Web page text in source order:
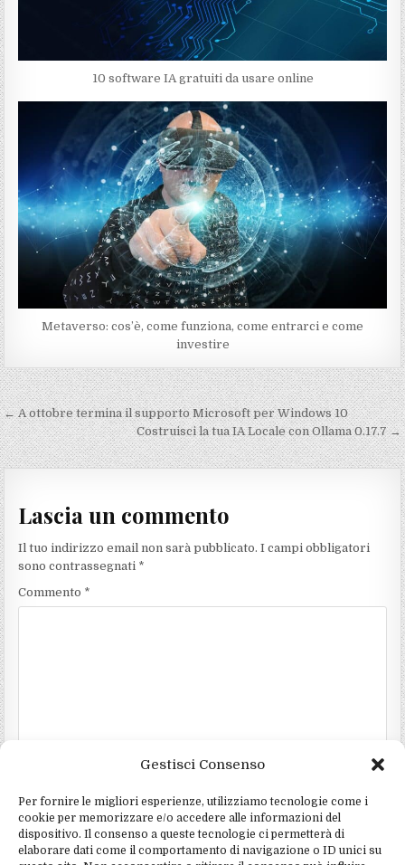
Gestisci Consenso
Per fornire le migliori esperienze, utilizziamo tecnologie come i
cookie per memorizzare e/o accedere alle informazioni del
dispositivo. Il consenso a queste tecnologie ci permetterà di
elaborare dati come il comportamento di navigazione o ID unici su
10 software IA gratuiti da usare online
Metaverso: cos’è, come funziona, come entrarci e come
investire
Navigazione
articoli
← A ottobre termina il supporto Microsoft per Windows 10
Costruisci la tua IA Locale con Ollama 0.17.7 →
Lascia un commento
Il tuo indirizzo email non sarà pubblicato. I campi obbligatori
sono contrassegnati *
Commento *
Email*
Sito web